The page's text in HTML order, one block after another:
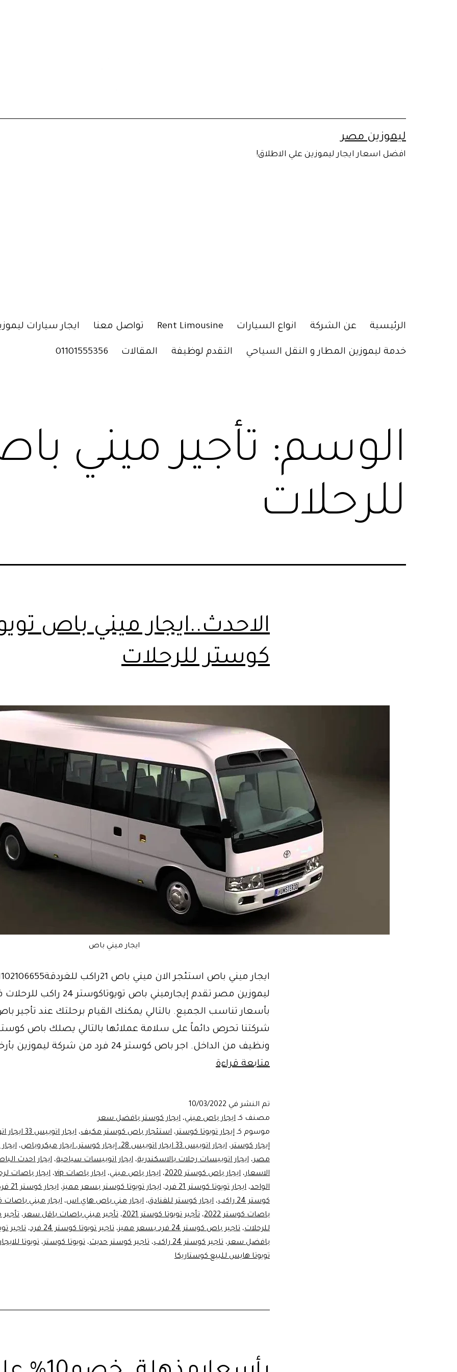
ليموزين مصر
افضل اسعار ايجار ليموزين علي الاطلاق!
الرئيسية عن الشركة انواع السيارات Rent Limousine تواصل معنا ايجار سيارات
خدمة ليموزين المطار و النقل السياحي التقدم لوظيفة المقالات 01101555356
الوسم: تأجير ميني
للرحلات
الاحدث..ايجار ميني باص
كوستر للرحلات
ايجار ميني باص
ليموزين مصر تقدم إيجارميني باص
بأسعار تناسب الجميع. بالتالي يمكنك القيام برحلتك عند تأجير
شركتنا تحرص دائماً على سلامة عملائها بالتالي يصلك باص
ونظيف من الداخل. اجر باص كوستر 24 فرد من شركة ليموزين بأرخص…
متابعة قراءة
باص
تويوتا
كوستر
للرحلات
تم النشر في 10/03/2022
مصنف كـ ايجار باص ميني، ايجار كوستر بافضل سعر
موسوم كـ إيجار تويوتا كوستر، استئجار باص كوستر مكيف،
إيجار كوستر، ايجار اتوبيس 33 ايجار اتوبيس 28، إيجار كوستر، ايجار ميكروباص ،
مصر، ايجار اتوبيسات رحلات بالاسكندرية، ايجار اتوبيسات سياحية، ايجار احدث
الاسعار، ايجار باص كوستر 2020 ، ايجار باص ميني، ايجار باصات vip ، ايجار باصات
الواحد، ايجار تويوتا كوستر 21 فرد ، ايجار تويوتا كوستر بسعر مميز، ايجار كوستر 21 فرد
كوستر 24 راكب
، ايجار كوستر للفنادق، ايجار مني باص هاي اس، ايجار ميني باصات
باصات كوستر 2022
، تأجير تويوتا كوستر 2021 ، تأجير ميني باصات باقل سعر،
للرحلات، تاجير باص كوستر 24 فرد بسعر مميز ، تاجير تويوتا كوستر 24 فرد ، تاجير
بافضل سعر، تاجير كوستر 24 راكب ، تاجير كوستر حديث، تويوتا كوستر، تويوتا
تويوتا هايس للبيع كوستاريكا